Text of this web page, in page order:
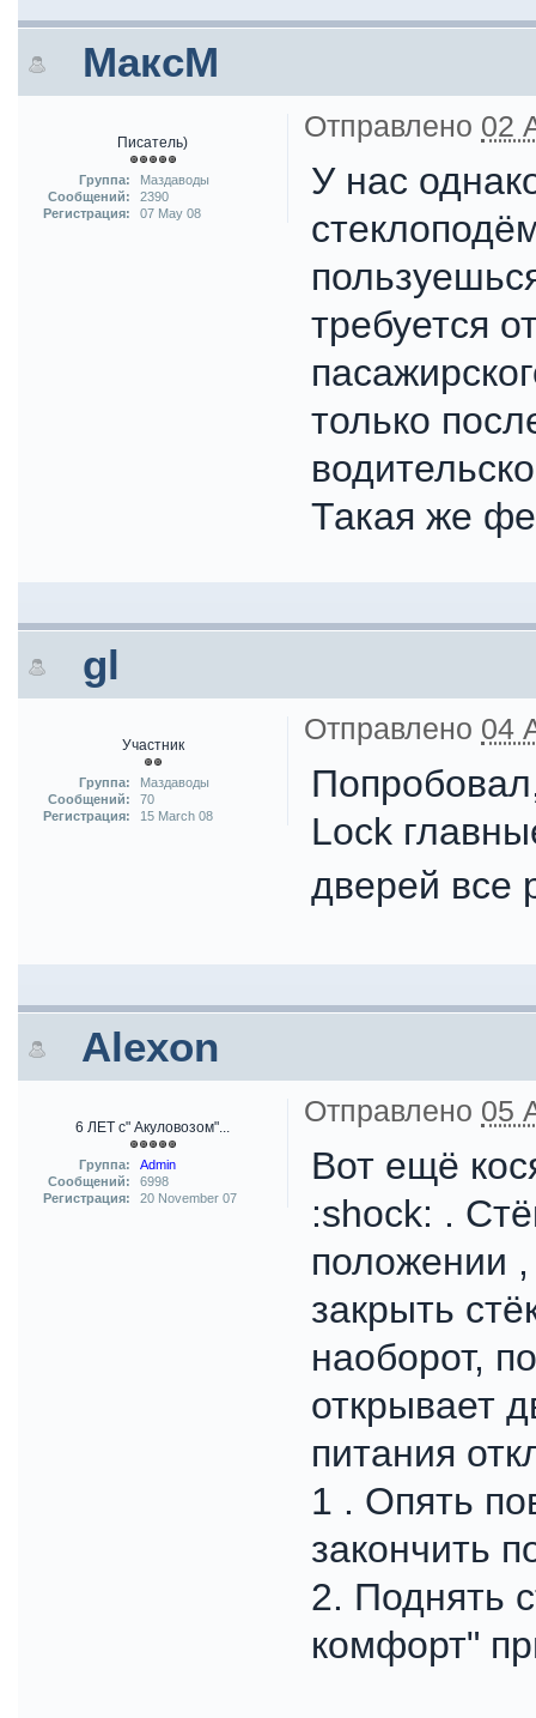
МаксМ
Писатель)
Группа:
Маздаводы
Сообщений:
2390
Регистрация:
07 May 08
Отправлено 02
У нас
требуется
только
Такая же
gl
Участник
Группа:
Маздаводы
Сообщений:
70
Регистрация:
15 March 08
Отправлено 04
Lock
дверей все
Alexon
6 ЛЕТ с" Акуловозом"...
Группа:
Admin
Сообщений:
6998
Регистрация:
20 November 07
Отправлено 05
Вот ещё
:shock: .
положении
закрыть
наоборот,
открывает
питания
1 . Опять
закончить
2. Поднять
комфорт"